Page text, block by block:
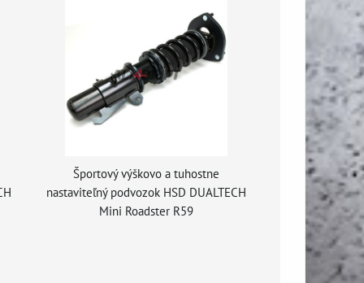
Športový výškovo a tuhostne
nastaviteľný podvozok HSD DUALTECH
Mini Roadster R59